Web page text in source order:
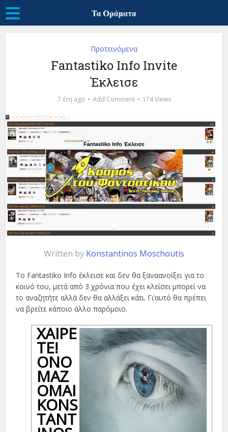
Προτεινόμενα
Fantastiko Info Invite
Έκλεισε
7 έτη ago Add Comment 174 Views
Written by Konstantinos Moschoutis
Το Fantastiko Info έκλεισε και δεν θα ξαναανοίξει για το
κοινό του, μετά από 3 χρόνια που έχει κλείσει μπορεί να
το αναζητήτε αλλά δεν θα αλλάξει κάτι. Γι’αυτό θα πρέπει
να βρείτε κάποιο άλλο παρόμοιο.
ΧΑΊΡΕ
ΤΕ!
ΟΝΟ
ΜΆΖ
ΟΜΑΙ
KONS
TANT